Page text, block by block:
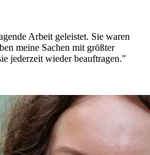
Arbeit geleistet. Sie waren
meine Sachen mit größter
jederzeit wieder beauftragen."